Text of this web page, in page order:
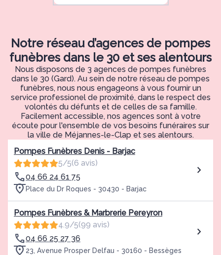
Notre réseau d’agences de pompes
funèbres dans le 30 et ses alentours
Nous disposons de 3 agences de pompes funèbres
dans le 30 (Gard). Au sein de notre réseau de pompes
funèbres, nous nous engageons à vous fournir un
service professionel de proximité, dans le respect des
volontés du défunts et de celles de sa famille.
Facilement accessible, nos agences sont à votre
écoute pour l'ensemble de vos besoins funéraires sur
la ville de Méjannes-le-Clap et ses alentours.
Pompes Funèbres Denis - Barjac
5/5(6 avis)
04 66 24 61 75
Place du Dr Roques - 30430 - Barjac
Pompes Funèbres & Marbrerie Pereyron
4.9/5(99 avis)
04 66 25 27 36
23, Avenue Prosper Delfau - 30160 - Bessèges